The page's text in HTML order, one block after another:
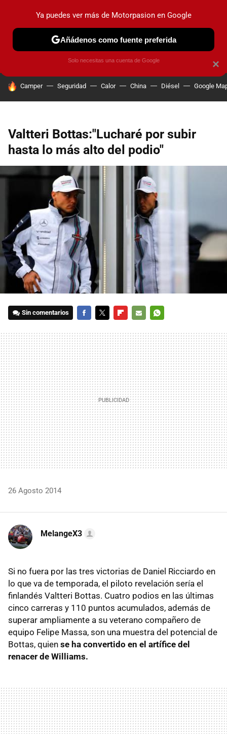
PRUEBAS COCHES ELÉCTRICOS OBSERVATORIO
HOY SE HABLA DE
Camper Seguridad Calor China Diésel Google
Valtteri Bottas:"Lucharé por subir
hasta lo más alto del podio"
Sin comentarios
MAIL
26 Agosto 2014
MelangeX3
Si no fuera por las tres victorias de Daniel Ricciardo en
lo que va de temporada, el piloto revelación sería el
finlandés Valtteri Bottas. Cuatro podios en las últimas
cinco carreras y 110 puntos acumulados, además de
superar ampliamente a su veterano compañero de
equipo Felipe Massa, son una muestra del potencial de
Bottas, quien se ha convertido en el artífice del
renacer de Williams.
×
Ya puedes ver más de Motorpasion en Google
Añádenos como fuente preferida
Solo necesitas una cuenta de Google